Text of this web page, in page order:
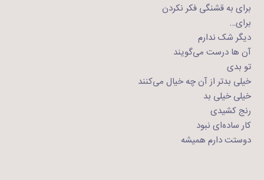
برای به قشنگی فکر نکردن
برای…
دیگر شک ندارم
آن ها درست می‌گویند
تو بدی
خیلی بدتر از آن چه خیال می‌کنند
خیلی خیلی بد
رنج کشیدی
کار ساده‌ای نبود
دوستت دارم همیشه